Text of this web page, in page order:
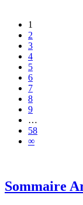
1
2
3
4
5
6
7
8
9
…
58
∞
Sommaire